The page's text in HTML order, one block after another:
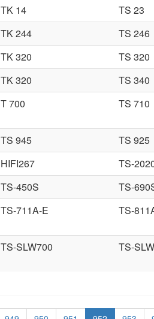
TK 14 TS 23
TK 244 TS 246
TK 320 TS 320
TK 320 TS 340
T 700 TS 710
TS 945 TS 925
HIFI267 TS-
TS-450S TS-
TS-711A-E TS-
TS-SLW700 TS-